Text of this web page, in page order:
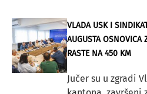
VLADA USK I
AUGUSTA OSNOVICA
RASTE NA 450 KM
Jučer su u zgradi